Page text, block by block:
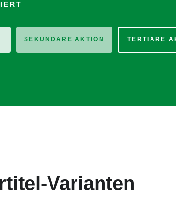
SEKUNDÄRE AKTION TERTIÄRE
Varianten